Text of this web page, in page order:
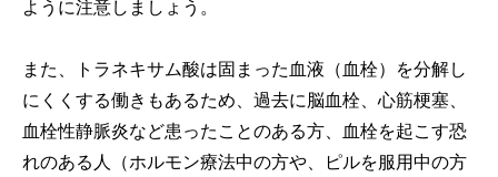
ように注意しましょう。
また、トラネキサム酸は固まった血液（血栓）を分解し
にくくする働きもあるため、過去に脳血栓、心筋梗塞、
血栓性静脈炎など患ったことのある方、血栓を起こす恐
れのある人（ホルモン療法中の方や、ピルを服用中の方